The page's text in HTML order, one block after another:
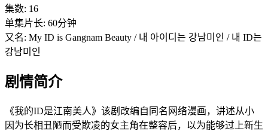
集数: 16
单集片长: 60分钟
又名: My ID is Gangnam Beauty / 내 아이디는 강남미인 / 내 ID는
강남미인
剧情简介
《我的ID是江南美人》该剧改编自同名网络漫画，讲述从小
因为长相丑陋而受欺凌的女主角在整容后，以为能够过上新生